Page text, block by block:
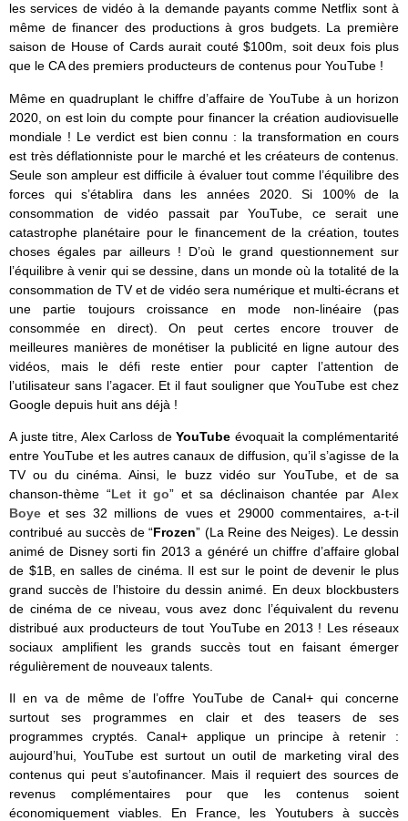
les services de vidéo à la demande payants comme Netflix sont à
même de financer des productions à gros budgets. La première
saison de House of Cards aurait couté $100m, soit deux fois plus
que le CA des premiers producteurs de contenus pour YouTube !
Même en quadruplant le chiffre d’affaire de YouTube à un horizon
2020, on est loin du compte pour financer la création audiovisuelle
mondiale ! Le verdict est bien connu : la transformation en cours
est très déflationniste pour le marché et les créateurs de contenus.
Seule son ampleur est difficile à évaluer tout comme l’équilibre des
forces qui s’établira dans les années 2020. Si 100% de la
consommation de vidéo passait par YouTube, ce serait une
catastrophe planétaire pour le financement de la création, toutes
choses égales par ailleurs ! D’où le grand questionnement sur
l’équilibre à venir qui se dessine, dans un monde où la totalité de la
consommation de TV et de vidéo sera numérique et multi-écrans et
une partie toujours croissance en mode non-linéaire (pas
consommée en direct). On peut certes encore trouver de
meilleures manières de monétiser la publicité en ligne autour des
vidéos, mais le défi reste entier pour capter l’attention de
l’utilisateur sans l’agacer. Et il faut souligner que YouTube est chez
Google depuis huit ans déjà !
A juste titre, Alex Carloss deYouTube évoquait la complémentarité
entre YouTube et les autres canaux de diffusion, qu’il s’agisse de la
TV ou du cinéma. Ainsi, le buzz vidéo sur YouTube, et de sa
chanson-thème “Let it go” et sa déclinaison chantée parAlex
Boye et ses 32 millions de vues et 29000 commentaires, a-t-il
contribué au succès de “Frozen” (La Reine des Neiges). Le dessin
animé de Disney sorti fin 2013 a généré un chiffre d’affaire global
de $1B, en salles de cinéma. Il est sur le point de devenir le plus
grand succès de l’histoire du dessin animé. En deux blockbusters
de cinéma de ce niveau, vous avez donc l’équivalent du revenu
distribué aux producteurs de tout YouTube en 2013 ! Les réseaux
sociaux amplifient les grands succès tout en faisant émerger
régulièrement de nouveaux talents.
Il en va de même de l’offre YouTube de Canal+ qui concerne
surtout ses programmes en clair et des teasers de ses
programmes cryptés. Canal+ applique un principe à retenir :
aujourd’hui, YouTube est surtout un outil de marketing viral des
contenus qui peut s’autofinancer. Mais il requiert des sources de
revenus complémentaires pour que les contenus soient
économiquement viables. En France, les Youtubers à succès